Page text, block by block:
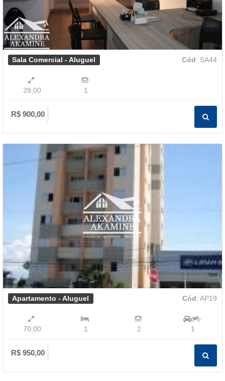
Sala Comercial - Aluguel Cód: SA44
28,00 1
R$ 900,00
Apartamento - Aluguel Cód: AP19
70,00 1 2 1
R$ 950,00